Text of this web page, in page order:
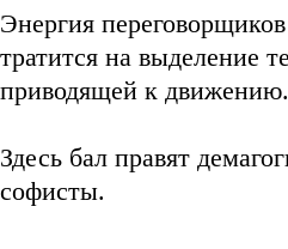
Энергия
тратится на выделение
приводящей к движению.
Здесь бал правят
софисты.